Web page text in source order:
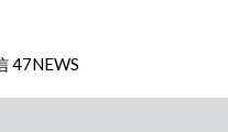
47NEWS